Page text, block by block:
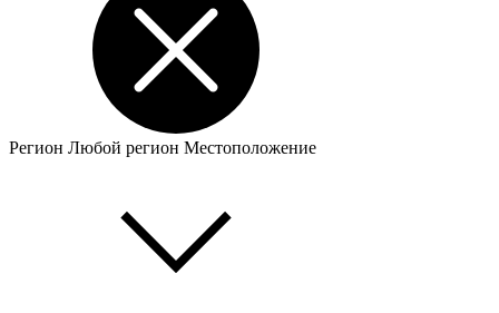
Регион Любой регион Местоположение